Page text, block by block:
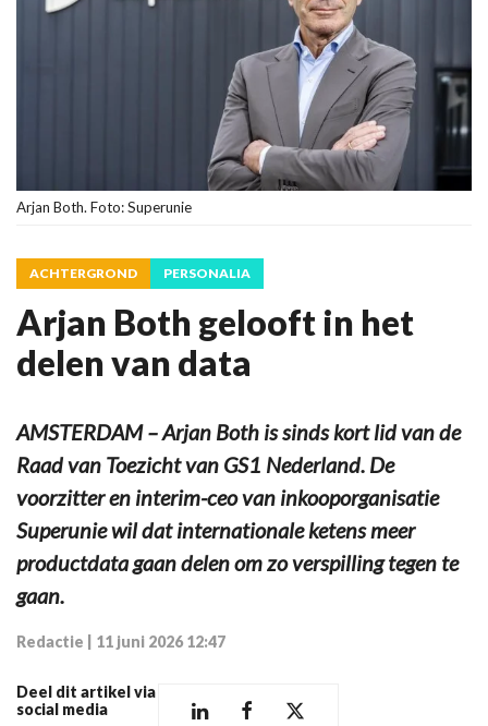
Arjan Both. Foto: Superunie
ACHTERGROND PERSONALIA
Arjan Both gelooft in het
delen van data
AMSTERDAM – Arjan Both is sinds kort lid van de
Raad van Toezicht van GS1 Nederland. De
voorzitter en interim-ceo van inkooporganisatie
Superunie wil dat internationale ketens meer
productdata gaan delen om zo verspilling tegen te
gaan.
Redactie 11 juni 2026 12:47
Deel dit artikel via
social media